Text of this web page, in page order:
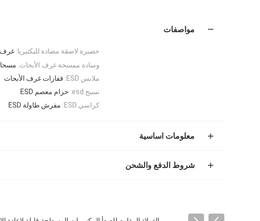
مواصفات
حصيرة لاصقة مضادة للبكتيريا: غرف
وسادة ممسحة غرف الأبحاث:
ملابس ESD:
قفازات غرف الأبحاث
نسيج esd:
حزام معصم ESD
كراسي ESD: مفرش طاولة ESD
معلومات اساسية
شروط الدفع والشحن